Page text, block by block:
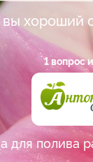
вы хороший
1 вопрос
для полива